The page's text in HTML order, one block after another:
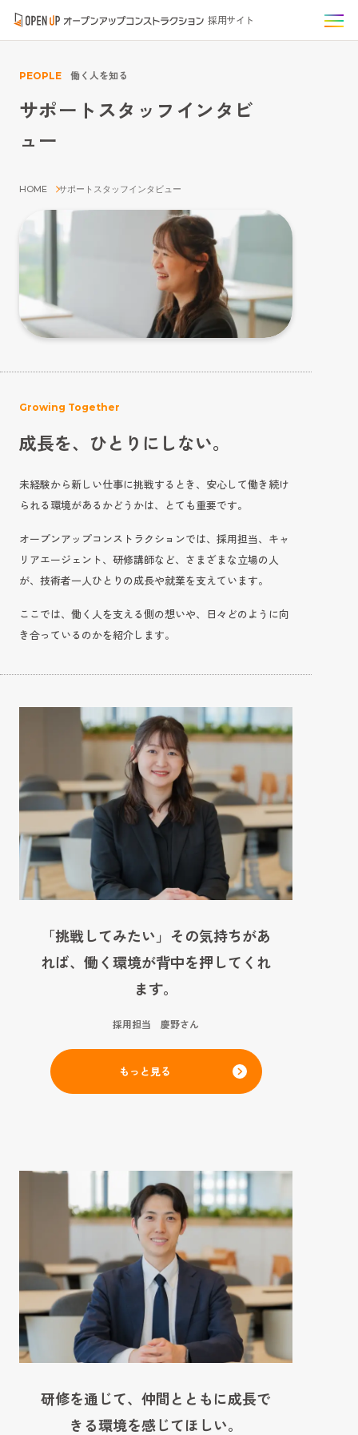
採用サイト
PEOPLE 働く人を知る
サポートスタッフインタビ
ュー
HOME サポートスタッフインタビュー
Growing Together
成長を、ひとりにしない。
未経験から新しい仕事に挑戦するとき、安心して働き続け
られる環境があるかどうかは、とても重要です。
オープンアップコンストラクションでは、採用担当、キャ
リアエージェント、研修講師など、さまざまな立場の人
が、技術者一人ひとりの成長や就業を支えています。
ここでは、働く人を支える側の想いや、日々どのように向
き合っているのかを紹介します。
「挑戦してみたい」その気持ちがあ
れば、働く環境が背中を押してくれ
ます。
採用担当 慶野さん
もっと見る
研修を通じて、仲間とともに成長で
きる環境を感じてほしい。